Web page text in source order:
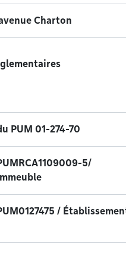
Charton
PUM 01-274-70
5/
/